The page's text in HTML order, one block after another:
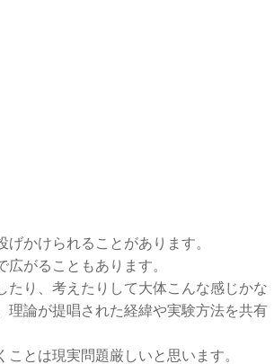
かけられることがあります。
がることもあります。
たり、考えたりして大体こんな感じかな
理論が提唱された経緯や実験方法を共有
とは現実問題厳しいと思います。